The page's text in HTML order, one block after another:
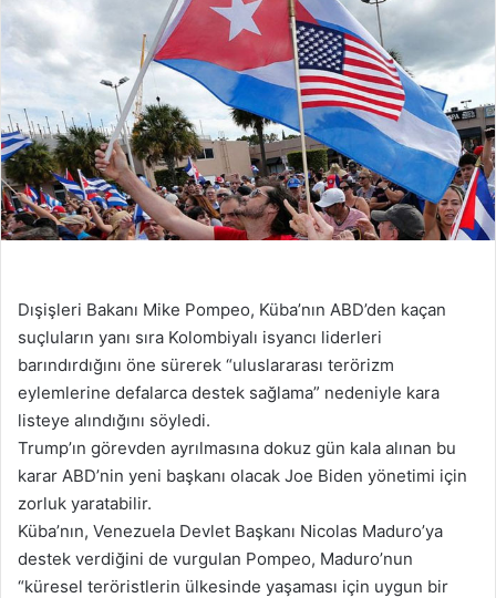
Dışişleri Bakanı Mike Pompeo, Küba’nın ABD’den kaçan
suçluların yanı sıra Kolombiyalı isyancı liderleri
barındırdığını öne sürerek “uluslararası terörizm
eylemlerine defalarca destek sağlama” nedeniyle kara
listeye alındığını söyledi.
Trump’ın görevden ayrılmasına dokuz gün kala alınan bu
karar ABD’nin yeni başkanı olacak Joe Biden yönetimi için
zorluk yaratabilir.
Küba’nın, Venezuela Devlet Başkanı Nicolas Maduro’ya
destek verdiğini de vurgulan Pompeo, Maduro’nun
“küresel teröristlerin ülkesinde yaşaması için uygun bir